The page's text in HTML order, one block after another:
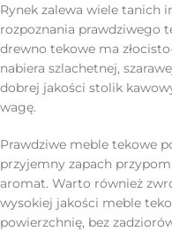
Rynek zalewa wiele tanich
rozpoznania prawdziwego
drewno tekowe ma
nabiera szlachetnej,
dobrej jakości stolik
wagę.
Prawdziwe meble tekowe
przyjemny zapach
aromat. Warto również
wysokiej jakości meble
powierzchnię, bez